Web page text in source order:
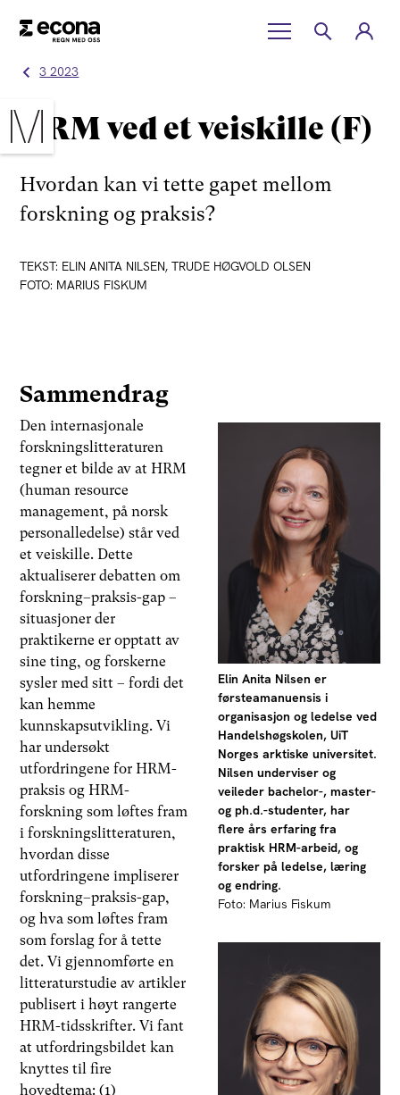
3 2023
TEKST: ELIN ANITA NILSEN, TRUDE HØGVOLD OLSEN
FOTO: MARIUS FISKUM
HRM ved et veiskille (F)
Hvordan kan vi tette gapet mellom
forskning og praksis?
Sammendrag
Elin Anita Nilsen er
førsteamanuensis i
organisasjon og ledelse ved
Handelshøgskolen, UiT
Norges arktiske universitet.
Nilsen underviser og
veileder bachelor-, master-
og ph.d.-studenter, har
flere års erfaring fra
praktisk HRM-arbeid, og
forsker på ledelse, læring
og endring.
Foto: Marius Fiskum
Den internasjonale
forskningslitteraturen
tegner et bilde av at HRM
(human resource
management, på norsk
personalledelse) står ved
et veiskille. Dette
aktualiserer debatten om
forskning–praksis-gap –
situasjoner der
praktikerne er opptatt av
sine ting, og forskerne
sysler med sitt – fordi det
kan hemme
kunnskapsutvikling. Vi
har undersøkt
utfordringene for HRM-
praksis og HRM-
forskning som løftes fram
i forskningslitteraturen,
hvordan disse
utfordringene impliserer
forskning–praksis-gap,
og hva som løftes fram
som forslag for å tette
det. Vi gjennomførte en
litteraturstudie av artikler
publisert i høyt rangerte
HRM-tidsskrifter. Vi fant
at utfordringsbildet kan
knyttes til fire
hovedtema: (1)